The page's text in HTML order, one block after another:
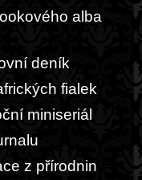
alba
deník
fialek
miniseriál
z přírodnin